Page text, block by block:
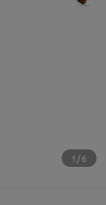
1/6